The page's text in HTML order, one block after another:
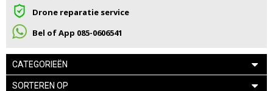
Drone reparatie service
Bel of App 085-0606541
CATEGORIEËN
SORTEREN OP